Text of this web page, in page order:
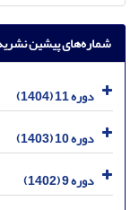
شماره‌های پیشین
دوره 11 (1404)
دوره 10 (1403)
دوره 9 (1402)